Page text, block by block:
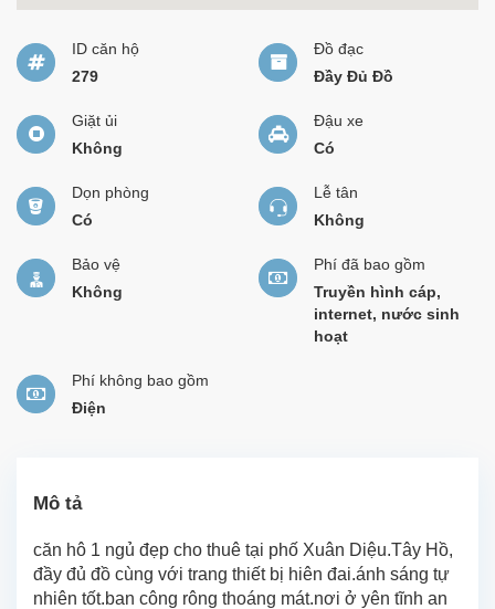
ID căn hộ
279
Đồ đạc
Đầy Đủ Đồ
Giặt ủi
Không
Đậu xe
Có
Dọn phòng
Có
Lễ tân
Không
Bảo vệ
Không
Phí đã bao gồm
Truyền hình cáp,
internet, nước sinh
hoạt
Phí không bao gồm
Điện
Mô tả
căn hô 1 ngủ đẹp cho thuê tại phố Xuân Diệu.Tây Hồ,
đầy đủ đồ cùng với trang thiết bị hiên đai.ánh sáng tự
nhiên tốt.ban công rông thoáng mát.nơi ở yên tĩnh an